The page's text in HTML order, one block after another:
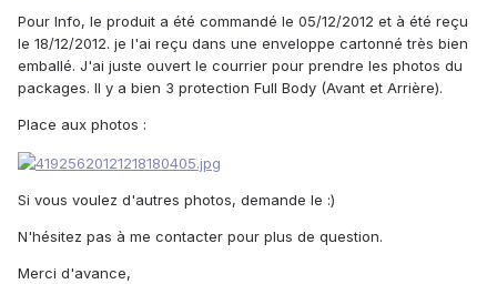
Pour Info, le produit a été commandé le 05/12/2012 et à été reçu
le 18/12/2012. je l'ai reçu dans une enveloppe cartonné très bien
emballé. J'ai juste ouvert le courrier pour prendre les photos du
packages. Il y a bien 3 protection Full Body (Avant et Arrière).
Place aux photos :
Si vous voulez d'autres photos, demande le :)
N'hésitez pas à me contacter pour plus de question.
Merci d'avance,